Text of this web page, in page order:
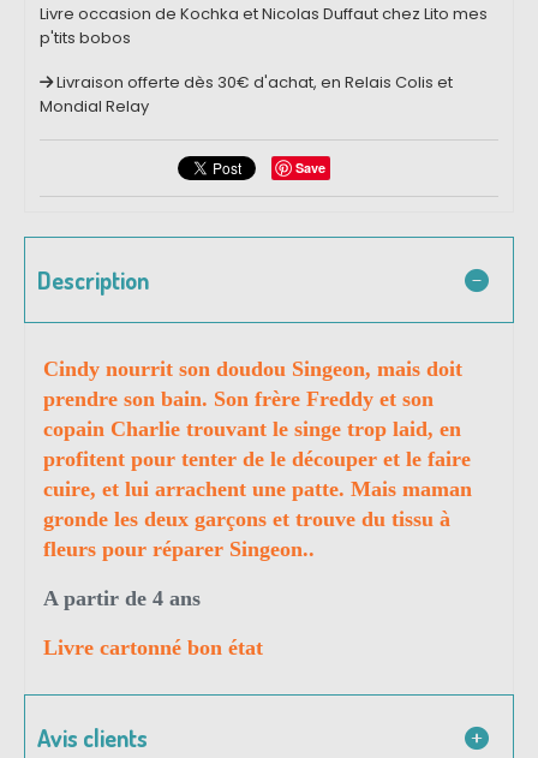
Livre occasion de Kochka et Nicolas Duffaut chez Lito mes
p'tits bobos
Livraison offerte dès 30€ d'achat, en Relais Colis et
Mondial Relay
Save
Description
Cindy nourrit son doudou Singeon, mais doit
prendre son bain. Son frère Freddy et son
copain Charlie trouvant le singe trop laid, en
profitent pour tenter de le découper et le faire
cuire, et lui arrachent une patte. Mais maman
gronde les deux garçons et trouve du tissu à
fleurs pour réparer Singeon..
A partir de 4 ans
Livre cartonné bon état
Avis clients